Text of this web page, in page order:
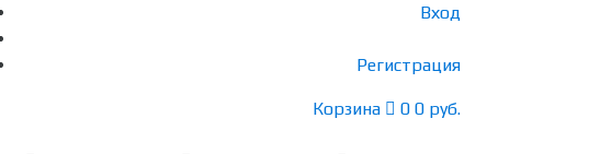
Вход
Регистрация
Корзина 0 0 руб.